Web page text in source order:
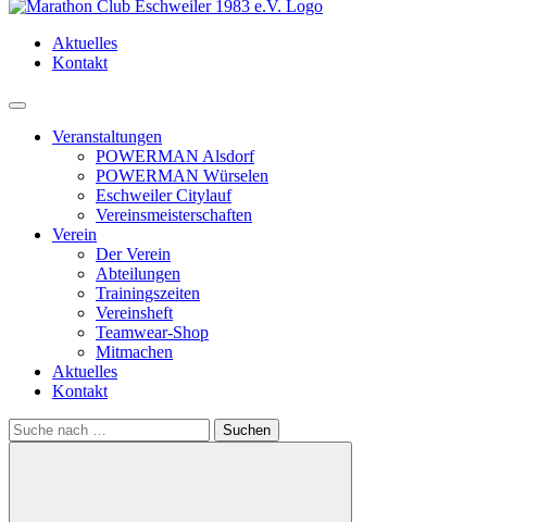
Aktuelles
Kontakt
Menü
Veranstaltungen
POWERMAN Alsdorf
POWERMAN Würselen
Eschweiler Citylauf
Vereinsmeisterschaften
Verein
Der Verein
Abteilungen
Trainingszeiten
Vereinsheft
Teamwear-Shop
Mitmachen
Aktuelles
Kontakt
Search
for: